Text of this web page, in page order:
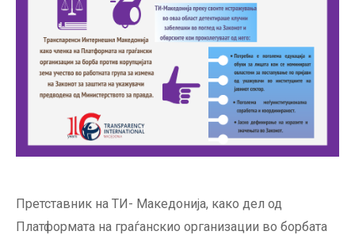
Претставник на ТИ- Македонија, како дел од
Платформата на граѓанскио организации во борбата